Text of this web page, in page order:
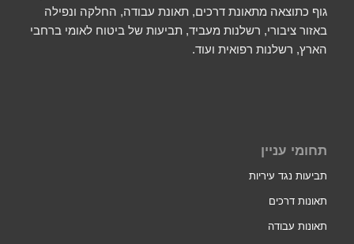
גוף כתוצאה מתאונת דרכים, תאונת עבודה, החלקה ונפילה
באזור ציבורי, רשלנות מעביד, תביעות של ביטוח לאומי ברחבי
הארץ, רשלנות רפואית ועוד.
תחומי עניין
תביעות נגד עיריות
תאונות דרכים
תאונות עבודה